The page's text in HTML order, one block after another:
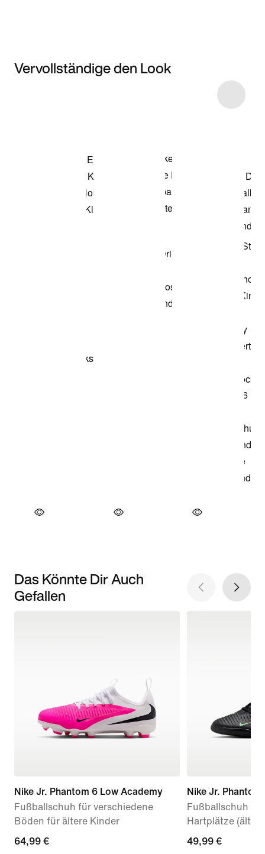
Vervollständige den Look
Das Könnte Dir Auch
Gefallen
Nike Jr. Phantom 6 Low Academy
Fußballschuh für verschiedene
Böden für ältere Kinder
64,99 €
64,99 €
Nike Jr.
Fußballschuh
Hartplätze
49,99 €
49,99 €